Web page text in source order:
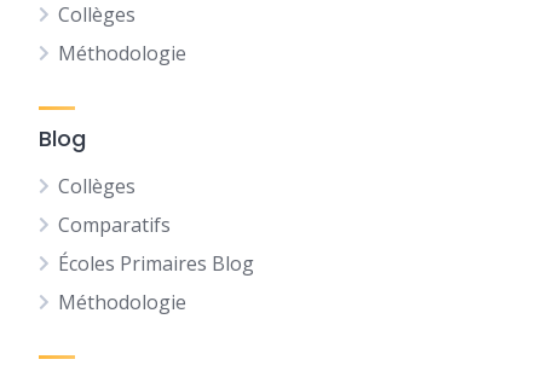
Collèges
Méthodologie
Blog
Collèges
Comparatifs
Écoles Primaires Blog
Méthodologie